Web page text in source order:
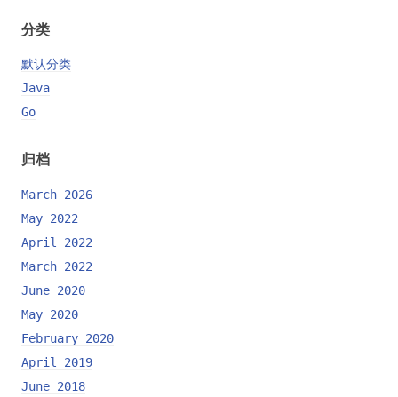
分类
默认分类
Java
Go
归档
March 2026
May 2022
April 2022
March 2022
June 2020
May 2020
February 2020
April 2019
June 2018